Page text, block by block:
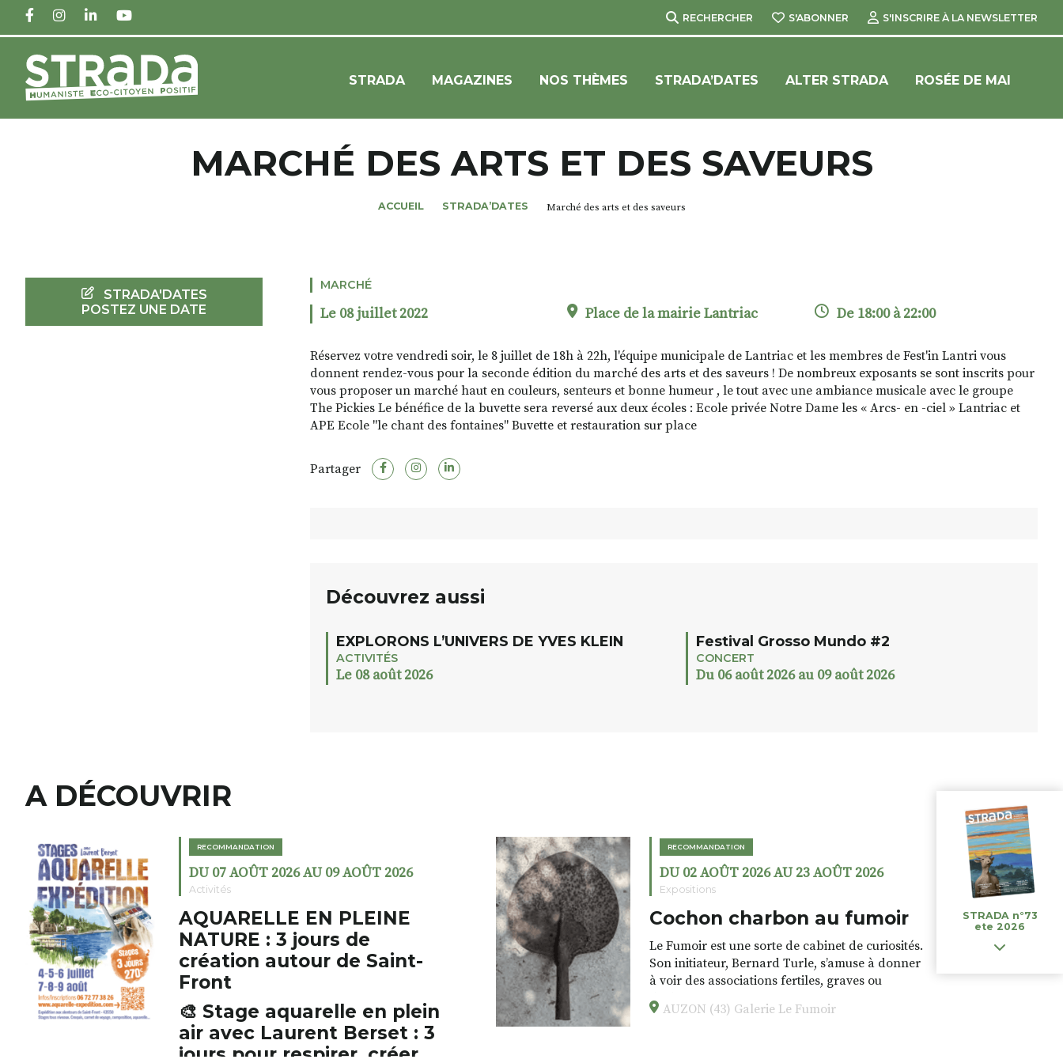
FACEBOOKINSTAGRAM
LINKEDINYOUTUBE RECHERCHER S'ABONNER S'INSCRIRE À LA NEWSLETTER
STRADA MAGAZINES NOS THÈMES STRADA’DATES ALTER STRADA ROSÉE DE MAI
MARCHÉ DES ARTS ET DES SAVEURS
ACCUEIL STRADA’DATES Marché des arts et des saveurs
MARCHÉ
Le 08 juillet 2022 Place de la mairie Lantriac De 18:00 à 22:00
Réservez votre vendredi soir, le 8 juillet de 18h à 22h, l'équipe municipale de Lantriac et les membres de Fest'in Lantri vous
donnent rendez-vous pour la seconde édition du marché des arts et des saveurs ! De nombreux exposants se sont inscrits pour
vous proposer un marché haut en couleurs, senteurs et bonne humeur , le tout avec une ambiance musicale avec le groupe
The Pickies Le bénéfice de la buvette sera reversé aux deux écoles : Ecole privée Notre Dame les « Arcs- en -ciel » Lantriac et
APE Ecole "le chant des fontaines" Buvette et restauration sur place
Partager
Découvrez aussi
EXPLORONS L’UNIVERS DE YVES KLEIN
ACTIVITÉS
Le 08 août 2026
Festival Grosso Mundo #2
CONCERT
Du 06 août 2026 au 09 août 2026
STRADA'DATES
POSTEZ UNE DATE
A DÉCOUVRIR
RECOMMANDATION
DU 07 AOÛT 2026 AU 09 AOÛT 2026
Activités
AQUARELLE EN PLEINE
NATURE : 3 jours de
création autour de Saint-
Front
🎨 Stage aquarelle en plein
air avec Laurent Berset : 3
jours pour respirer, créer,
RECOMMANDATION
DU 02 AOÛT 2026 AU 23 AOÛT 2026
Expositions
Cochon charbon au fumoir
Le Fumoir est une sorte de cabinet de curiosités.
Son initiateur, Bernard Turle, s’amuse à donner
à voir des associations fertiles, graves ou
drôles, parfois fumeuses. Des oeuvres
éclectiques font. liens avec les histoires un peu
AUZON (43) Galerie Le Fumoir
STRADA n°73
ete 2026